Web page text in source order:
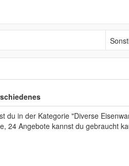
Sonstige
du in der Kategorie "Diverse
24 Angebote kannst du gebraucht